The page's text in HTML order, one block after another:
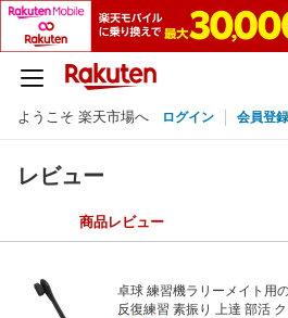
ようこそ 楽天市場へ ログイン 会員登録
レビュー
商品レビュー
卓球 練習機ラリーメイト用
反復練習 素振り 上達 部活